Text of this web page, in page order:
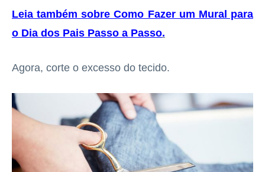
Leia também sobre Como Fazer um Mural para
o Dia dos Pais Passo a Passo.
Agora, corte o excesso do tecido.